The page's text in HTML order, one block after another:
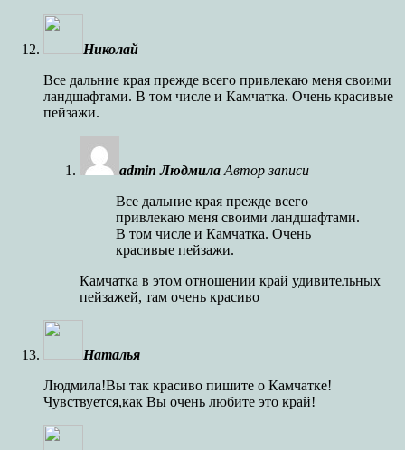
Николай
Все дальние края прежде всего привлекаю меня своими
ландшафтами. В том числе и Камчатка. Очень красивые
пейзажи.
admin Людмила Автор записи
Все дальние края прежде всего
привлекаю меня своими ландшафтами.
В том числе и Камчатка. Очень
красивые пейзажи.
Камчатка в этом отношении край удивительных
пейзажей, там очень красиво
Наталья
Людмила!Вы так красиво пишите о Камчатке!
Чувствуется,как Вы очень любите это край!